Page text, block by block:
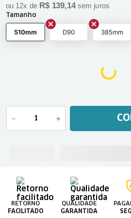
ou 12x de R$ 139,14sem juros
Tamanho
510mm D90 385mm
＋
－
RETORNO
FACILITADO
QUALIDADE
GARANTIDA